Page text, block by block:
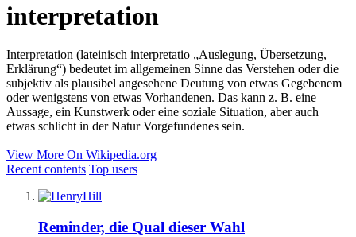
interpretation
Interpretation (lateinisch interpretatio „Auslegung, Übersetzung,
Erklärung“) bedeutet im allgemeinen Sinne das Verstehen oder die
subjektiv als plausibel angesehene Deutung von etwas Gegebenem
oder wenigstens von etwas Vorhandenen. Das kann z. B. eine
Aussage, ein Kunstwerk oder eine soziale Situation, aber auch
etwas schlicht in der Natur Vorgefundenes sein.
View More On Wikipedia.org
Recent contents Top users
Reminder, die Qual dieser Wahl